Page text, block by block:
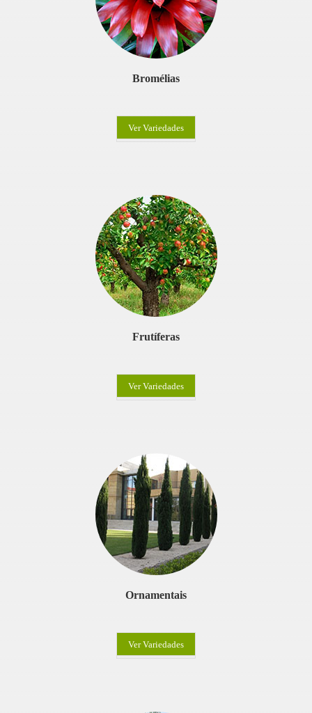
Bromélias
Ver Variedades
Frutíferas
Ver Variedades
Ornamentais
Ver Variedades